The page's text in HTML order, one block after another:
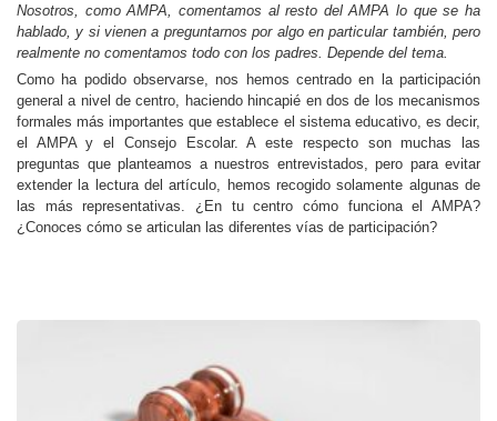
Nosotros, como AMPA, comentamos al resto del AMPA lo que se ha
hablado, y si vienen a preguntarnos por algo en particular también, pero
realmente no comentamos todo con los padres. Depende del tema.
Como ha podido observarse, nos hemos centrado en la participación
general a nivel de centro, haciendo hincapié en dos de los mecanismos
formales más importantes que establece el sistema educativo, es decir,
el AMPA y el Consejo Escolar. A este respecto son muchas las
preguntas que planteamos a nuestros entrevistados, pero para evitar
extender la lectura del artículo, hemos recogido solamente algunas de
las más representativas. ¿En tu centro cómo funciona el AMPA?
¿Conoces cómo se articulan las diferentes vías de participación?